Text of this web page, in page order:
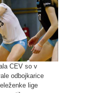
CEV so v
odbojkarice
lige